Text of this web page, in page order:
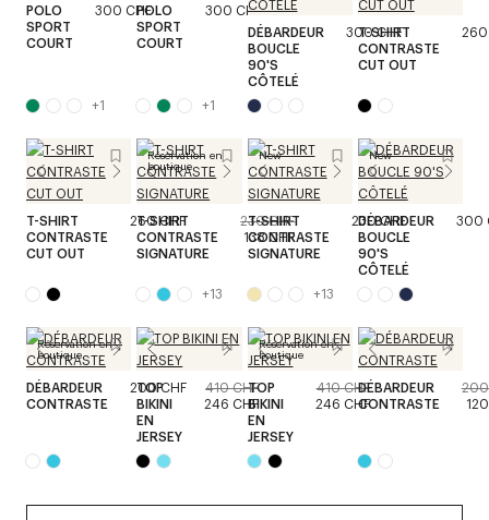
POLO
SPORT
COURT
300 CHF
+1
POLO
SPORT
COURT
300 CHF
+1
DÉBARDEUR
BOUCLE
90'S
CÔTELÉ
300 CHF
T-SHIRT
CONTRASTE
CUT OUT
260
T-SHIRT
CONTRASTE
CUT OUT
260 CHF
Réservation en
boutique
T-SHIRT
CONTRASTE
SIGNATURE
230 CHF
138 CHF
+13
New
T-SHIRT
CONTRASTE
SIGNATURE
230 CHF
+13
New
DÉBARDEUR
BOUCLE
90'S
CÔTELÉ
300
Réservation en
boutique
DÉBARDEUR
CONTRASTE
200 CHF
TOP
BIKINI
EN
JERSEY
410 CHF
246 CHF
Réservation en
boutique
TOP
BIKINI
EN
JERSEY
410 CHF
246 CHF
DÉBARDEUR
CONTRASTE
200